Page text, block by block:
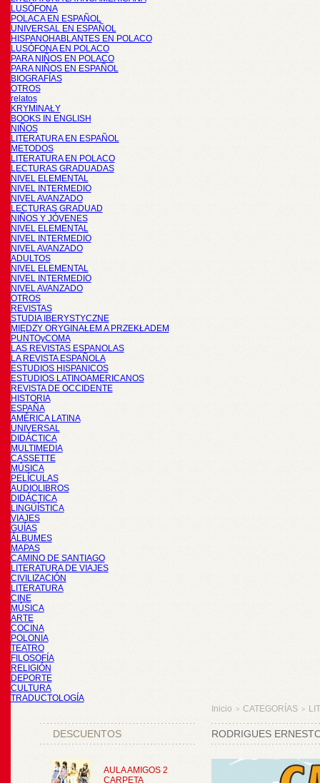
LUSÓFONA
POLACA EN ESPAÑOL
UNIVERSAL EN ESPAÑOL
HISPANOHABLANTES EN POLACO
LUSÓFONA EN POLACO
PARA NIÑOS EN POLACO
PARA NIÑOS EN ESPAÑOL
BIOGRAFÍAS
OTROS
relatos
KRYMINAŁY
BOOKS IN ENGLISH
NIÑOS
LITERATURA EN ESPAÑOL
METODOS
LITERATURA EN POLACO
LECTURAS GRADUADAS
NIVEL ELEMENTAL
NIVEL INTERMEDIO
NIVEL AVANZADO
LECTURAS GRADUAD
NIÑOS Y JÓVENES
NIVEL ELEMENTAL
NIVEL INTERMEDIO
NIVEL AVANZADO
ADULTOS
NIVEL ELEMENTAL
NIVEL INTERMEDIO
NIVEL AVANZADO
OTROS
REVISTAS
STUDIA IBERYSTYCZNE
MIĘDZY ORYGINAŁEM A PRZEKŁADEM
PUNTOyCOMA
LAS REVISTAS ESPANOLAS
LA REVISTA ESPAÑOLA
ESTUDIOS HISPANICOS
ESTUDIOS LATINOAMERICANOS
REVISTA DE OCCIDENTE
HISTORIA
ESPAÑA
AMÉRICA LATINA
UNIVERSAL
DIDÁCTICA
MULTIMEDIA
CASSETTE
MÚSICA
PELÍCULAS
AUDIOLIBROS
DIDÁCTICA
LINGÜÍSTICA
VIAJES
GUÍAS
ÁLBUMES
MAPAS
CAMINO DE SANTIAGO
LITERATURA DE VIAJES
CIVILIZACIÓN
LITERATURA
CINE
MÚSICA
ARTE
COCINA
POLONIA
TEATRO
FILOSOFÍA
RELIGIÓN
DEPORTE
CULTURA
TRADUCTOLOGÍA
DESCUENTOS
AULA AMIGOS 2
CARPETA
Inicio > CATEGORÍAS >
RODRIGUES